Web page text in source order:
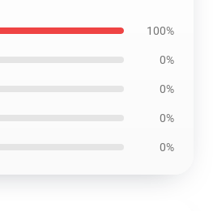
100%
0%
0%
0%
0%